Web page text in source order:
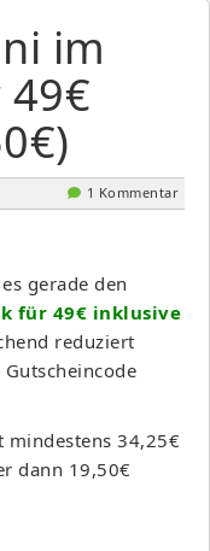
im
1 Kommentar
gerade den
für 49€ inklusive
reduziert
mindestens 34,25€
dann 19,50€